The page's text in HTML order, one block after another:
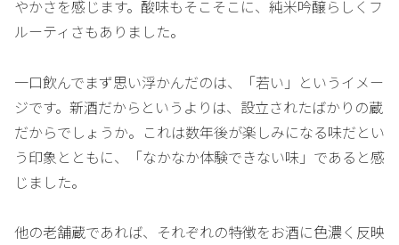
やかさを感じます。酸味もそこそこに、純米吟醸らしくフ
ルーティさもありました。
一口飲んでまず思い浮かんだのは、「若い」というイメー
ジです。新酒だからというよりは、設立されたばかりの蔵
だからでしょうか。これは数年後が楽しみになる味だとい
う印象とともに、「なかなか体験できない味」であると感
じました。
他の老舗蔵であれば、それぞれの特徴をお酒に色濃く反映